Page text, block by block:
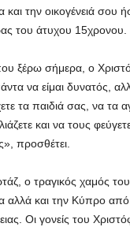
και την οικογένειά σου
του άτυχου 15χρονου.
ξέρω σήμερα, ο
να είμαι δυνατός,
τα παιδιά σας, να τα
και να τους
προσθέτει.
ο τραγικός χαμός του
αλλά και την Κύπρο
Οι γονείς του